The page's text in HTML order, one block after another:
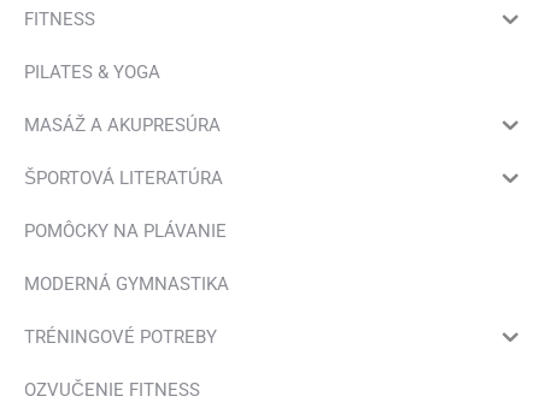
FITNESS
PILATES & YOGA
MASÁŽ A AKUPRESÚRA
ŠPORTOVÁ LITERATÚRA
POMÔCKY NA PLÁVANIE
MODERNÁ GYMNASTIKA
TRÉNINGOVÉ POTREBY
OZVUČENIE FITNESS